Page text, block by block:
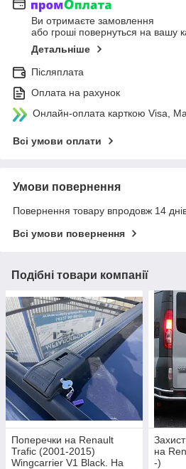
Ви отримаєте замовлення
або гроші повернуться на вашу
Детальніше
Післяплата
Оплата на рахунок
Онлайн-оплата карткою Visa,
Всі умови оплати
Умови повернення
Повернення товару впродовж 14
Всі умови повернення
Подібні товари компанії
Поперечки на Renault
Trafic (2001-2015)
Wingcarrier V1 Black. На
на
-)